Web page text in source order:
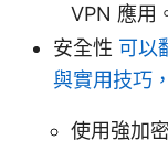
VPN 應用
安全性 可以
與實用技巧
使用強加